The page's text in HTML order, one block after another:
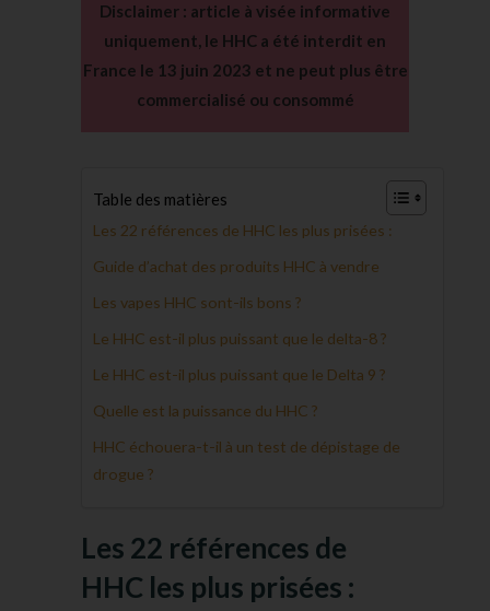
Disclaimer : article à visée informative
uniquement, le HHC a été interdit en
France le 13 juin 2023 et ne peut plus être
commercialisé ou consommé
Table des matières
Les 22 références de HHC les plus prisées :
Guide d’achat des produits HHC à vendre
Les vapes HHC sont-ils bons ?
Le HHC est-il plus puissant que le delta-8 ?
Le HHC est-il plus puissant que le Delta 9 ?
Quelle est la puissance du HHC ?
HHC échouera-t-il à un test de dépistage de
drogue ?
Les 22 références de
HHC les plus prisées :